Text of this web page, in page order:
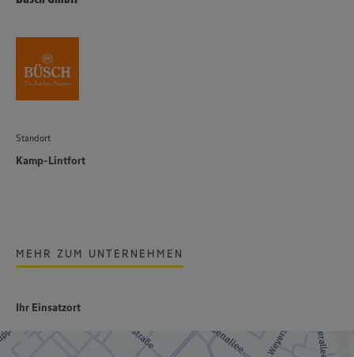
Standort
Kamp-Lintfort
MEHR ZUM UNTERNEHMEN
Ihr Einsatzort